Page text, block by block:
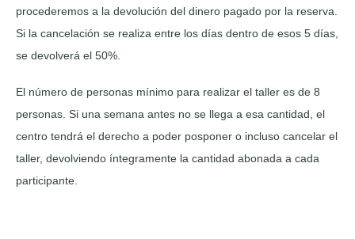
procederemos a la devolución del dinero pagado por la reserva.
Si la cancelación se realiza entre los días dentro de esos 5 días,
se devolverá el 50%.
El número de personas mínimo para realizar el taller es de 8
personas. Si una semana antes no se llega a esa cantidad, el
centro tendrá el derecho a poder posponer o incluso cancelar el
taller, devolviendo íntegramente la cantidad abonada a cada
participante.